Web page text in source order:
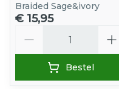
Braided Sage&ivory
€ 15,95
Bestel